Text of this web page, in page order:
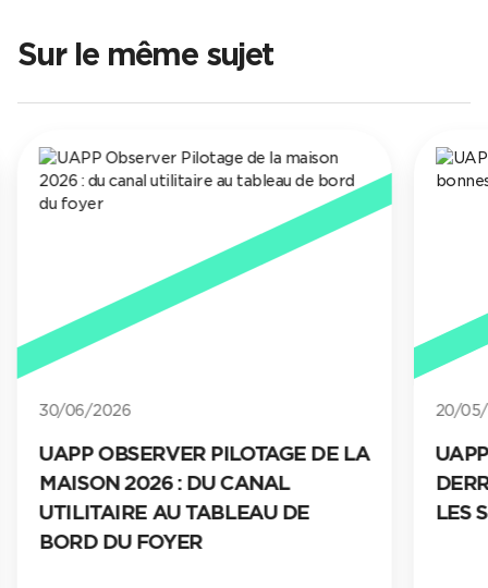
Sur le même sujet
30/06/2026
UAPP OBSERVER PILOTAGE DE LA
MAISON 2026 : DU CANAL
UTILITAIRE AU TABLEAU DE
BORD DU FOYER
20/
LES